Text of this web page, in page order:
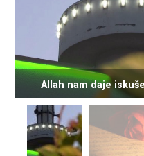
Allah nam daje